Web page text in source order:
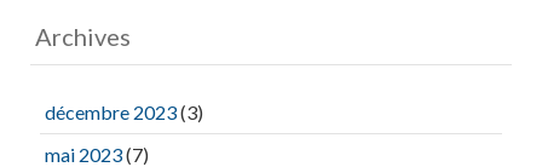
Archives
décembre 2023(3)
mai 2023(7)